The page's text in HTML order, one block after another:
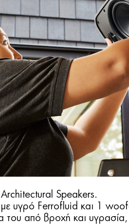
Speakers.
υγρό Ferrofluid και 1
του από βροχή και